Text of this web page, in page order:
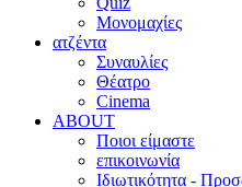
Μονομαχίες
ατζέντα
Συναυλίες
Θέατρο
Cinema
ABOUT
Ποιοι είμαστε
επικοινωνία
Ιδιωτικότητα -